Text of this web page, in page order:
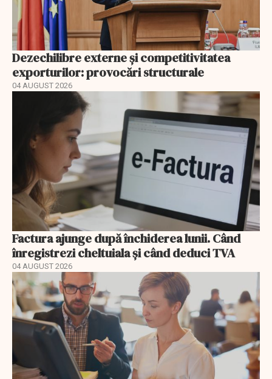
Dezechilibre externe și competitivitatea
exporturilor: provocări structurale
04 AUGUST 2026
Factura ajunge după închiderea lunii. Când
înregistrezi cheltuiala și când deduci TVA
04 AUGUST 2026